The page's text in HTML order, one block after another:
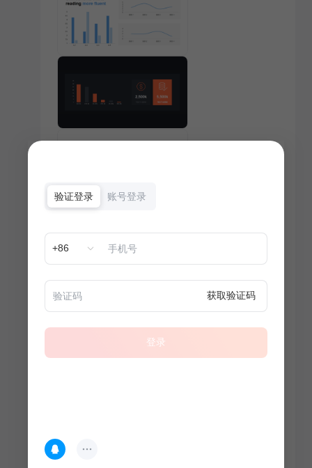
验证登录 账号登录
+86
获取验证码
登录